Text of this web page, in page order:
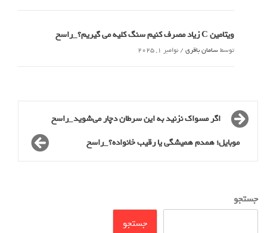
ویتامین C زیاد مصرف کنیم سنگ کلیه می گیریم؟_راسخ
توسطسامان باقری / نوامبر 1, 2025
اگر مسواک نزنید به این سرطان دچار می‌شوید_راسخ
موبایل؛ همدم همیشگی یا رقیب خانواده؟_راسخ
جستجو
جستجو